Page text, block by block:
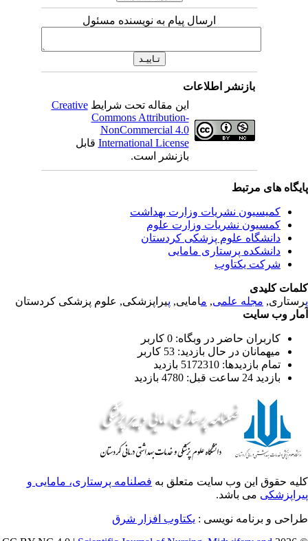
ارسال پیام به نویسنده مسئول
بازنشر اطلاعات
این مقاله تحت شرایطCreative
Commons Attribution-
NonCommercial 4.0
International Licenseقابل
بازنشر است.
های مرتبط
کمیسیون نشریات وزارت بهداشت
کمسیون نشریات وزارت علوم
دانشگاه علوم پزشکی کردستان
دانشکده پرستاری مامایی
شرکت یکتاوب
کلیدی
مجله علمی, م امایی, پیراپزشکی, علوم پزشکی کردستان
وب سایت
کاربران حاضر در وبگاه: 0 کاربر
میهمانان در حال بازدید: 53 کاربر
تمام بازدید‌ها: 5172310 بازدید
بازدید 24 ساعت قبل: 4780 بازدید
حقوق این وب سایت متعلق بهفصلنامه پرستاری، مامایی و
می باشد.
و برنامه نویسی : یکتاوب افزار شرق